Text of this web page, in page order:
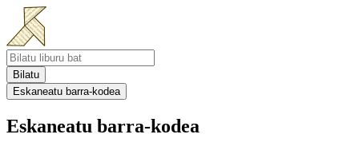
Bilatu
Eskaneatu barra-kodea
Eskaneatu barra-kodea